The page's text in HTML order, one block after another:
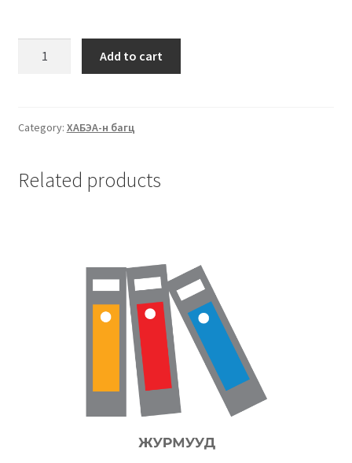
Add to cart
Category: ХАБЭА-н багц
Related products